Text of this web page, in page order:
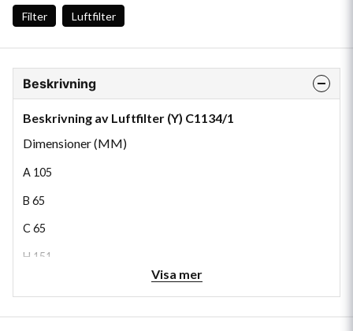
Filter Luftfilter
Beskrivning
Beskrivning av Luftfilter (Y) C1134/1
Dimensioner (MM)
A 105
B 65
C 65
H 151
Visa mer